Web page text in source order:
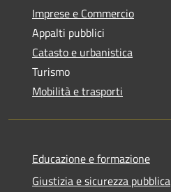
Imprese e Commercio
Appalti pubblici
Catasto e urbanistica
Turismo
Mobilità e trasporti
Educazione e formazione
Giustizia e sicurezza pubblica